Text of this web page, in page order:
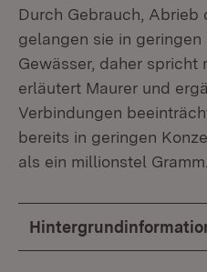
Durch Gebrauch, Ab­rieb
gelangen sie in geringen
Gewässer, daher spricht
erläutert Maurer und
Verbindungen
bereits in geringen
als ein millionstel